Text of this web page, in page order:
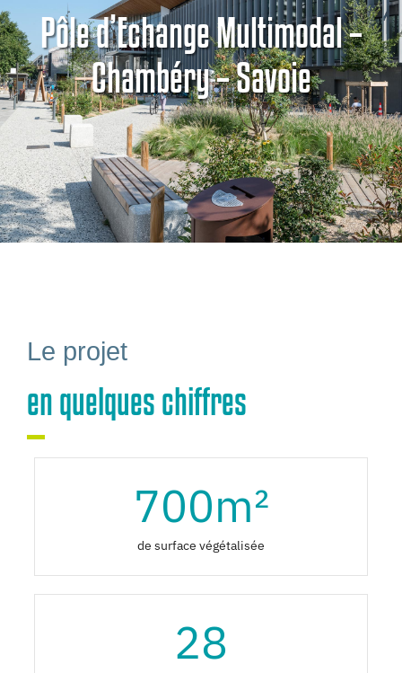
Bien-être
Réalisations
Pôle d’Echange Multimodal –
Chambéry – Savoie
Le projet
en quelques chiffres
700m²
de surface végétalisée
28